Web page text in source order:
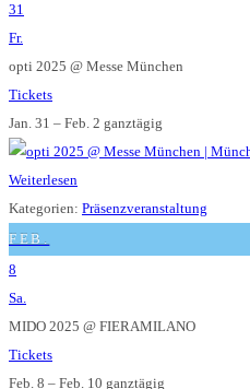
31
Fr.
opti 2025 @ Messe München
Tickets
Jan. 31 – Feb. 2 ganztägig
Weiterlesen
Kategorien: Präsenzveranstaltung
FEB.
8
Sa.
MIDO 2025 @ FIERAMILANO
Tickets
Feb. 8 – Feb. 10 ganztägig